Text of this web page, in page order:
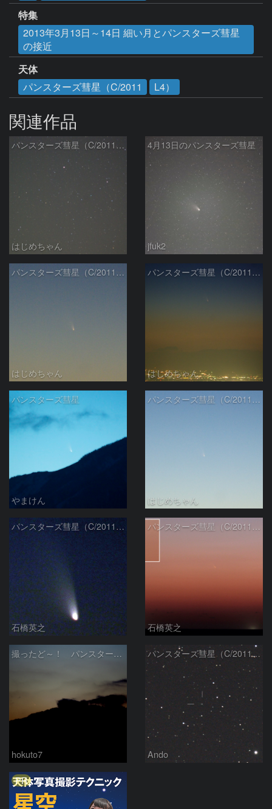
特集
2013年3月13日～14日 細い月とパンスターズ彗星
の接近
天体
パンスターズ彗星（C/2011
L4）
関連作品
パンスターズ彗星（C/2011 L4）
はじめちゃん
4月13日のパンスターズ彗星
jfuk2
パンスターズ彗星（C/2011 L4）
はじめちゃん
パンスターズ彗星（C/2011 L4）
はじめちゃん
パンスターズ彗星
やまけん
パンスターズ彗星（C/2011 L4）
はじめちゃん
パンスターズ彗星（C/2011 L4）
石橋英之
パンスターズ彗星（C/2011 L4）
石橋英之
撮ったど～！ パンスターズ彗星
hokuto7
パンスターズ彗星（C/2011 L4）
Ando
PR